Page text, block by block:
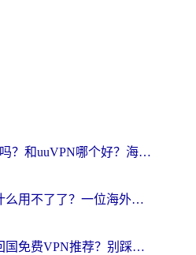
MalusVPN好用吗？和uuVPN哪个好？海外党无缝访问国内资源的真实对比与选择指南
归雁加速器为什么用不了了？一位海外游子的真实困惑与技术解答
海外党必看：回国免费VPN推荐？别踩坑！教你选对加速器无缝刷国内资源